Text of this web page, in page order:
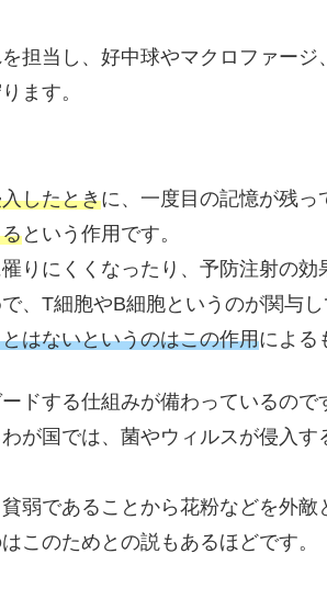
担当し、好中球やマクロファージ
ます。
したときに、一度目の記憶が残っ
という作用です。
りにくくなったり、予防注射の効
、T細胞やB細胞というのが関与し
はないというのはこの作用による
ドする仕組みが備わっているので
が国では、菌やウィルスが侵入
弱であることから花粉などを外敵
このためとの説もあるほどです。